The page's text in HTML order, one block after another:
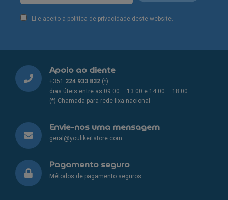
Li e aceito a política de privacidade deste website.
Apoio ao cliente
+351 224 933 832 (*)
dias úteis entre as 09:00 – 13:00 e 14:00 – 18:00
(*) Chamada para rede fixa nacional
Envie-nos uma mensagem
geral@youlikeitstore.com
Pagamento seguro
Métodos de pagamento seguros